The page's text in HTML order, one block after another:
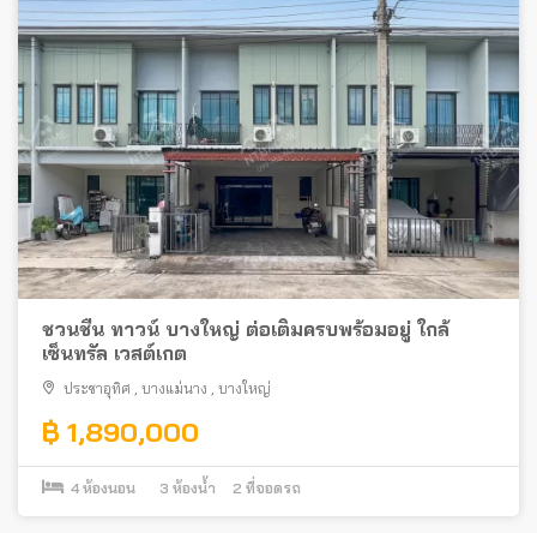
ชวนชื่น ทาวน์ บางใหญ่ ต่อเติมครบพร้อมอยู่ ใกล้
เซ็นทรัล เวสต์เกต
ประชาอุทิศ , บางแม่นาง , บางใหญ่
฿ 1,890,000
4 ห้องนอน 3 ห้องน้ำ 2 ที่จอดรถ